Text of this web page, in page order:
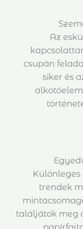
Az
csupán
siker és
trendek
találjátok meg